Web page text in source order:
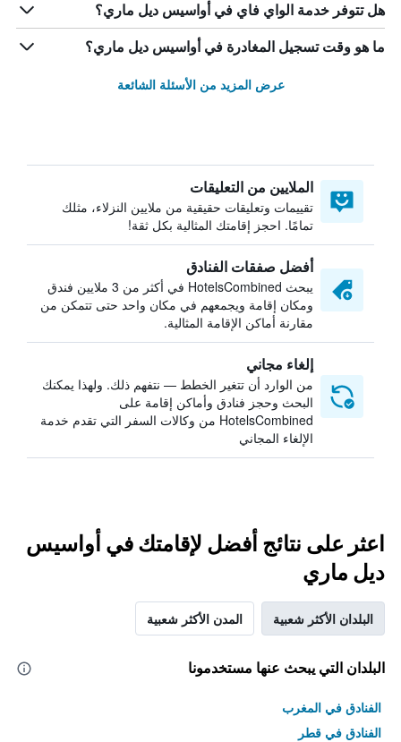
هل تتوفر خدمة الواي فاي في أواسيس ديل ماري؟
ما هو وقت تسجيل المغادرة في أواسيس ديل ماري؟
عرض المزيد من الأسئلة الشائعة
الملايين من التعليقات
تقييمات وتعليقات حقيقية من ملايين النزلاء، مثلك
تمامًا. احجز إقامتك المثالية بكل ثقة!
أفضل صفقات الفنادق
يبحث HotelsCombined في أكثر من 3 ملايين فندق
ومكان إقامة ويجمعهم في مكان واحد حتى تتمكن من
مقارنة أماكن الإقامة المثالية.
إلغاء مجاني
من الوارد أن تتغير الخطط — نتفهم ذلك. ولهذا يمكنك
البحث وحجز فنادق وأماكن إقامة على
HotelsCombined من وكالات السفر التي تقدم خدمة
الإلغاء المجاني
اعثر على نتائج أفضل لإقامتك في أواسيس
ديل ماري
البلدان الأكثر شعبية المدن الأكثر شعبية
البلدان التي يبحث عنها مستخدمونا
الفنادق في المغرب
الفنادق في قطر